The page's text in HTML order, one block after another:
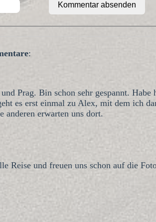
Kommentar absenden
:
Prag. Bin schon sehr gespannt. Habe
es erst einmal zu Alex, mit dem ich
erwarten uns dort.
Reise und freuen uns schon auf die